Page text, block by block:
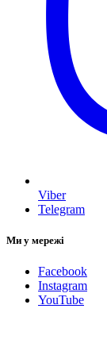
Viber
Telegram
Ми у мережі
Facebook
Instagram
YouTube